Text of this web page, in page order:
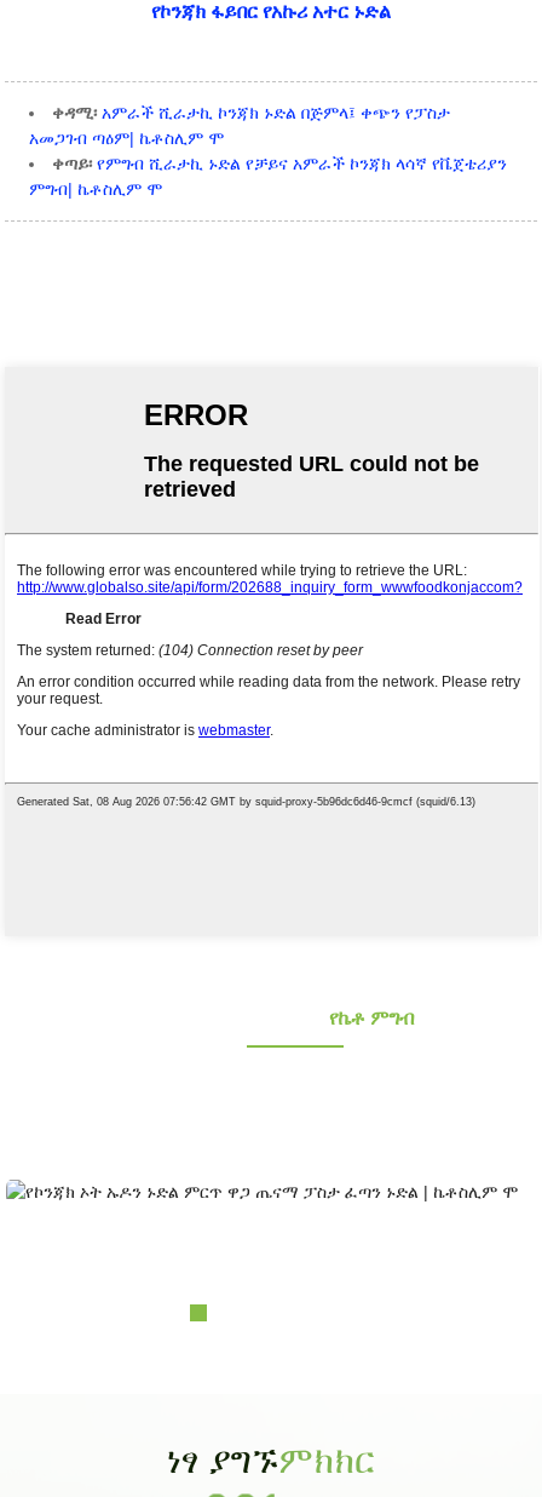
የኮንጃክ ፋይበር የአኩሪ አተር ኑድል
ቀዳሚ፡ አምራች ሺራታኪ ኮንጃክ ኑድል በጅምላ፤ ቀጭን የፓስታ
አመጋገብ ጣዕም| ኬቶስሊም ሞ
ቀጣይ፡ የምግብ ሺራታኪ ኑድል የቻይና አምራች ኮንጃክ ላሳኛ የቬጀቴሪያን
ምግብ| ኬቶስሊም ሞ
የኬቶ ምግብ
ነፃ ያግኙምክክር